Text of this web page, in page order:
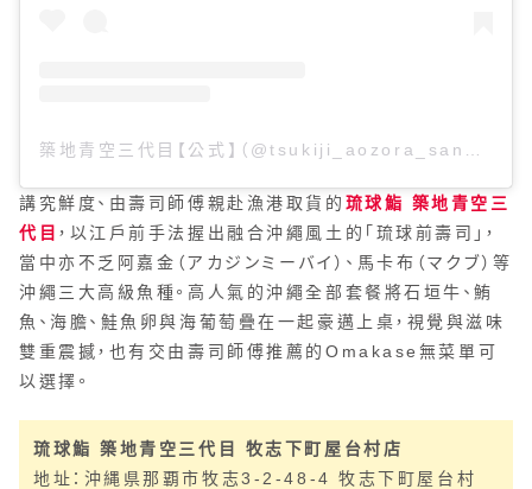
築地青空三代目【公式】（@tsukiji_aozora_sandaime）分享的貼文
講究鮮度、由壽司師傅親赴漁港取貨的 琉球鮨 築地青空三
代目 ，以江戶前手法握出融合沖繩風土的「琉球前壽司」，
當中亦不乏阿嘉金（アカジンミーバイ）、馬卡布（マクブ）等
沖繩三大高級魚種。高人氣的沖繩全部套餐將石垣牛、鮪
魚、海膽、鮭魚卵與海葡萄疊在一起豪邁上桌，視覺與滋味
雙重震撼，也有交由壽司師傅推薦的Omakase無菜單可
以選擇。
琉球鮨 築地青空三代目 牧志下町屋台村店
地址：沖縄県那覇市牧志3-2-48-4 牧志下町屋台村